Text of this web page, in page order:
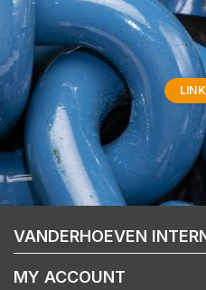
VANDERHOEVEN
MY ACCOUNT